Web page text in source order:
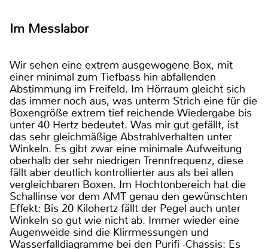
Im Messlabor
Wir sehen eine extrem ausgewogene Box, mit
einer minimal zum Tiefbass hin abfallenden
Abstimmung im Freifeld. Im Hörraum gleicht sich
das immer noch aus, was unterm Strich eine für die
Boxengröße extrem tief reichende Wiedergabe bis
unter 40 Hertz bedeutet. Was mir gut gefällt, ist
das sehr gleichmäßige Abstrahlverhalten unter
Winkeln. Es gibt zwar eine minimale Aufweitung
oberhalb der sehr niedrigen Trennfrequenz, diese
fällt aber deutlich kontrollierter aus als bei allen
vergleichbaren Boxen. Im Hochtonbereich hat die
Schallinse vor dem AMT genau den gewünschten
Effekt: Bis 20 Kilohertz fällt der Pegel auch unter
Winkeln so gut wie nicht ab. Immer wieder eine
Augenweide sind die Klirrmessungen und
Wasserfalldiagramme bei den Purifi -Chassis: Es